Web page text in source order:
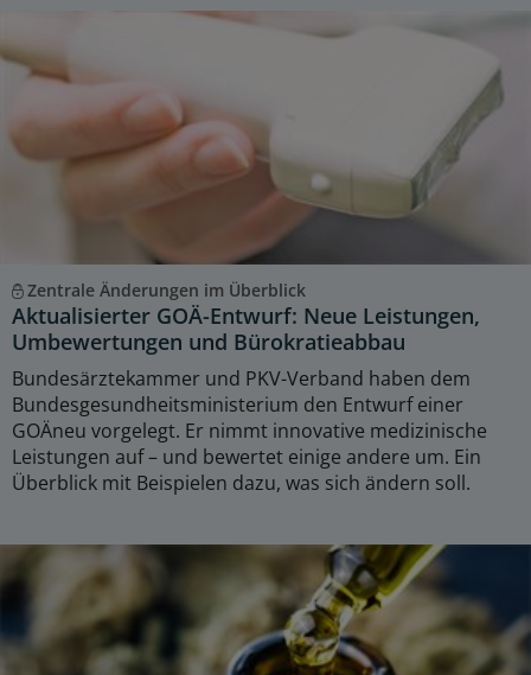
Zentrale Änderungen im Überblick
Aktualisierter GOÄ-Entwurf: Neue Leistungen,
Umbewertungen und Bürokratieabbau
Bundesärztekammer und PKV-Verband haben dem
Bundesgesundheitsministerium den Entwurf einer
GOÄneu vorgelegt. Er nimmt innovative medizinische
Leistungen auf – und bewertet einige andere um. Ein
Überblick mit Beispielen dazu, was sich ändern soll.